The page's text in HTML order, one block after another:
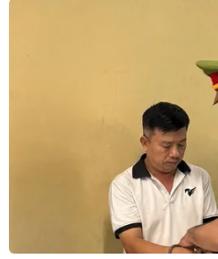
Khu vực Tây Nguyên có
nơi, riêng chiều tối có
có dông, gió nhẹ. Độ ẩm
Nam Bộ có mưa rào và
tối có mưa rào rải rác và
nhẹ. Độ ẩm từ 58-96%.